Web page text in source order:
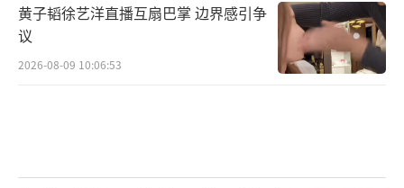
黄子韬徐艺洋直播互扇巴掌 边界感引争
议
2026-08-09 10:06:53